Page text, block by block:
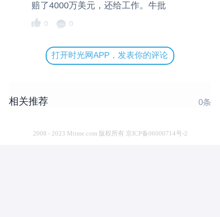
赔了4000万美元，还给工作。牛批
0 0
打开时光网APP，发表你的评论
相关推荐 0条
2008 - 2023 Mtime.com 版权所有 京ICP备06000714号-2